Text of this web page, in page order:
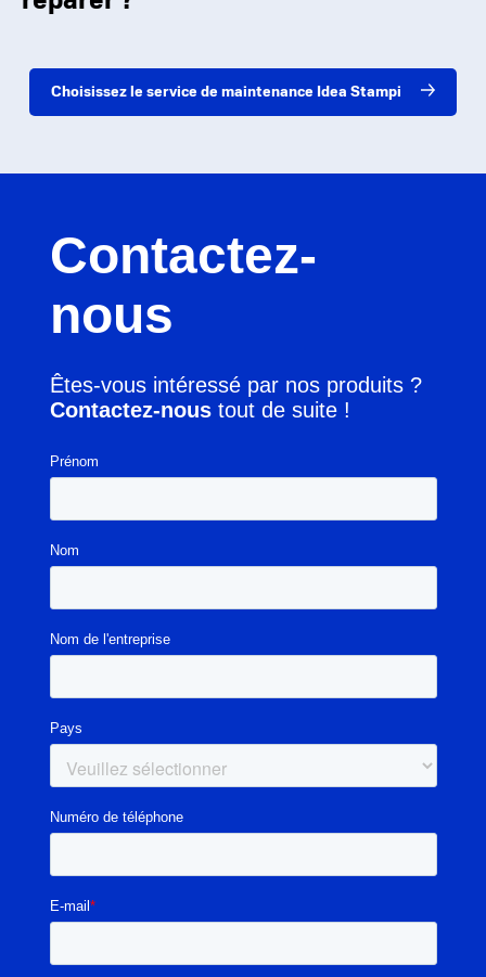
Choisissez le service de maintenance Idea Stampi